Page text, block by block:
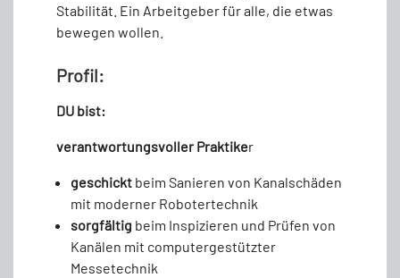
Stabilität. Ein Arbeitgeber für alle, die etwas
bewegen wollen.
Profil:
DU bist:
verantwortungsvoller Praktiker
geschickt beim Sanieren von Kanalschäden
mit moderner Robotertechnik
sorgfältig beim Inspizieren und Prüfen von
Kanälen mit computergestützter
Messetechnik